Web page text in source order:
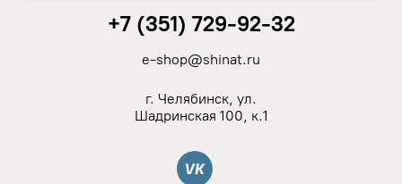
+7 (351) 729-92-32
e-shop@shinat.ru
г. Челябинск, ул.
Шадринская 100, к.1
Вконтакте